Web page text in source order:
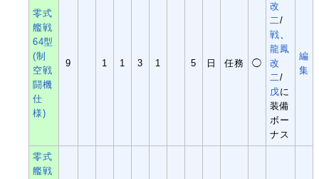
零式
艦戦
64型
(制
空戦
闘機
仕
様)
9 1 1 3 1 5 日 任務 ◯
改
二/
戦、
龍鳳
改
二/
戊に
装備
ボー
ナス
編
集
零式
艦戦